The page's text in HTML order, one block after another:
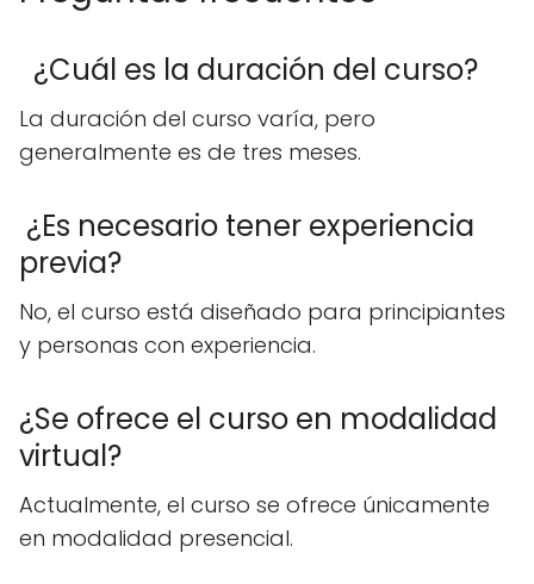
¿Cuál es la duración del curso?
La duración del curso varía, pero
generalmente es de tres meses.
¿Es necesario tener experiencia
previa?
No, el curso está diseñado para principiantes
y personas con experiencia.
¿Se ofrece el curso en modalidad
virtual?
Actualmente, el curso se ofrece únicamente
en modalidad presencial.